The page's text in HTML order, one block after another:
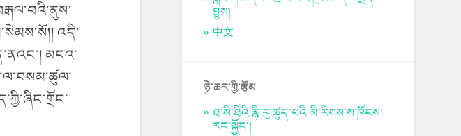
འདི་
མངའ་
བྱུས།
中文
ཉེ་ཆར་གྱི་རྩོམ
ཐ་སི་ཐིའི་རྙི་རུ་ཚུད་པའི་མི་རིགས་ས་ཁོངས་
རང་སྐྱོང་།